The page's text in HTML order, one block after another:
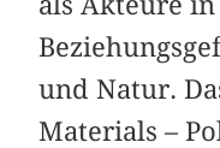
und Natur.
Materials –